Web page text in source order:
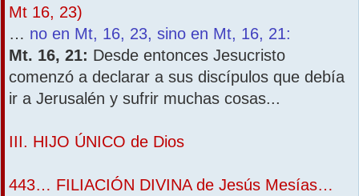
Mt 16, 23)
… no en Mt, 16, 23, sino en Mt, 16, 21:
Mt. 16, 21: Desde entonces Jesucristo
comenzó a declarar a sus discípulos que debía
ir a Jerusalén y sufrir muchas cosas...
III. HIJO ÚNICO de Dios
443… FILIACIÓN DIVINA de Jesús Mesías…